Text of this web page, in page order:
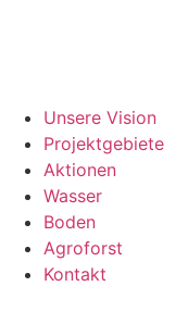
Unsere Vision
Projektgebiete
Aktionen
Wasser
Boden
Agroforst
Kontakt